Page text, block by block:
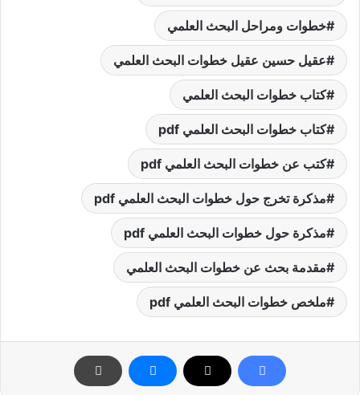
خطوات ومراحل البحث العلمي
عقيل حسين عقيل خطوات البحث العلمي
كتاب خطوات البحث العلمي
كتاب خطوات البحث العلمي pdf
كتب عن خطوات البحث العلمي pdf
مذكرة تخرج حول خطوات البحث العلمي pdf
مذكرة حول خطوات البحث العلمي pdf
مقدمة بحث عن خطوات البحث العلمي
ملخص خطوات البحث العلمي pdf